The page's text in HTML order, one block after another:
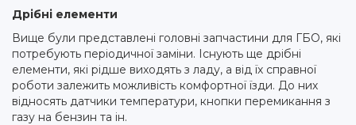
Дрібні елементи
Вище були представлені головні запчастини для ГБО, які
потребують періодичної заміни. Існують ще дрібні
елементи, які рідше виходять з ладу, а від їх справної
роботи залежить можливість комфортної їзди. До них
відносять датчики температури, кнопки перемикання з
газу на бензин та ін.